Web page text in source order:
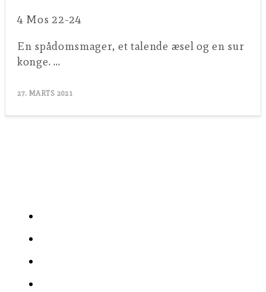
4 Mos 22-24
En spådomsmager, et talende æsel og en sur
konge. …
27. MARTS 2021